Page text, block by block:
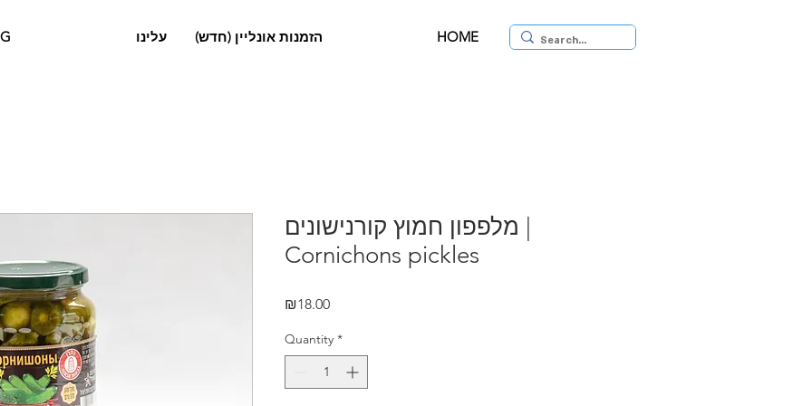
HOME הזמנות אונליין (חדש) עלינו
מלפפון חמוץ קורנישונים |
Cornichons pickles
₪18.00Price
Quantity *